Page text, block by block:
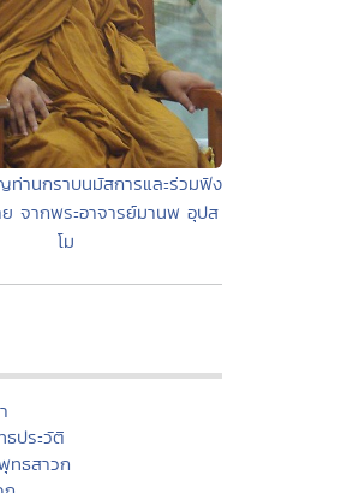
ท่านกราบนมัสการและร่วมฟัง
จากพระอาจารย์มานพ อุปส
โม
ประวัติ
ทธสาวก